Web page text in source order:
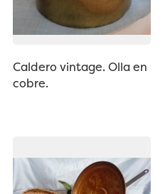
Caldero vintage. Olla en
cobre.